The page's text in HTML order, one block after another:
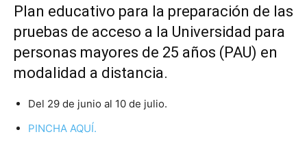
Plan educativo para la preparación de las
pruebas de acceso a la Universidad para
personas mayores de 25 años (PAU) en
modalidad a distancia.
Del 29 de junio al 10 de julio.
PINCHA AQUÍ.